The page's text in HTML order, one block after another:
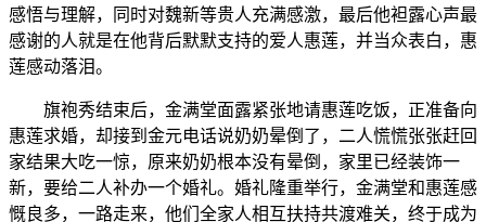
感悟与理解，同时对魏新等贵人充满感激，最后他袒露心声最
感谢的人就是在他背后默默支持的爱人惠莲，并当众表白，惠
莲感动落泪。
旗袍秀结束后，金满堂面露紧张地请惠莲吃饭，正准备向
惠莲求婚，却接到金元电话说奶奶晕倒了，二人慌慌张张赶回
家结果大吃一惊，原来奶奶根本没有晕倒，家里已经装饰一
新，要给二人补办一个婚礼。婚礼隆重举行，金满堂和惠莲感
慨良多，一路走来，他们全家人相互扶持共渡难关，终于成为